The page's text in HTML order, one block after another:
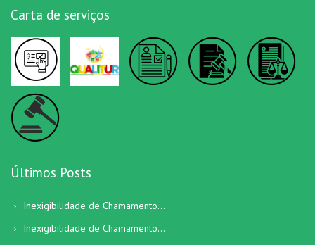
Carta de serviços
Últimos Posts
Inexigibilidade de Chamamento...
Inexigibilidade de Chamamento...